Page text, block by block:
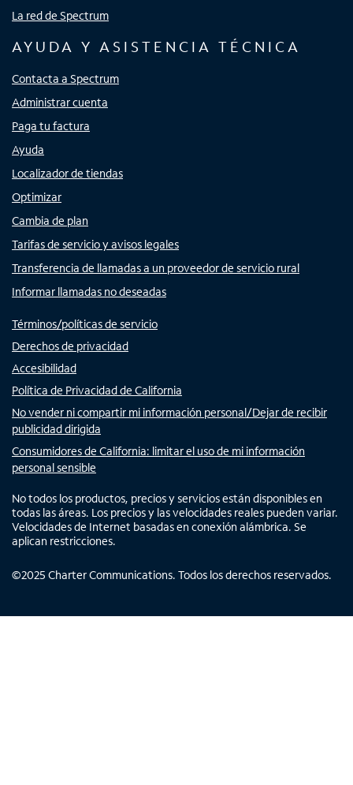
La red de Spectrum
AYUDA Y ASISTENCIA TÉCNICA
Contacta a Spectrum
Administrar cuenta
Paga tu factura
Ayuda
Localizador de tiendas
Optimizar
Cambia de plan
Tarifas de servicio y avisos legales
Transferencia de llamadas a un proveedor de servicio rural
Informar llamadas no deseadas
Términos/políticas de servicio
Derechos de privacidad
Accesibilidad
Política de Privacidad de California
No vender ni compartir mi información personal/Dejar de recibir
publicidad dirigida
Consumidores de California: limitar el uso de mi información
personal sensible
No todos los productos, precios y servicios están disponibles en
todas las áreas. Los precios y las velocidades reales pueden variar.
Velocidades de Internet basadas en conexión alámbrica. Se
aplican restricciones.
©2025 Charter Communications. Todos los derechos reservados.